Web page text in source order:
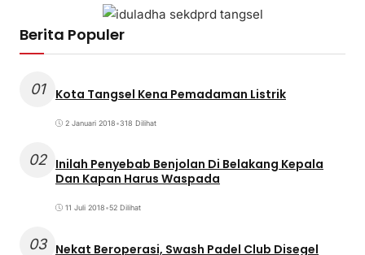
Berita Populer
01 Kota Tangsel Kena Pemadaman Listrik
2 Januari 2018•318 Dilihat
02 Inilah Penyebab Benjolan Di Belakang Kepala
Dan Kapan Harus Waspada
11 Juli 2018•52 Dilihat
03 Nekat Beroperasi, Swash Padel Club Disegel